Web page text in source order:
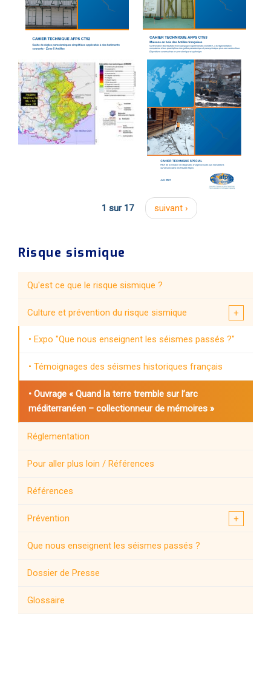
1 sur 17 suivant ›
Risque sismique
Qu'est ce que le risque sismique ?
Culture et prévention du risque sismique
Expo "Que nous enseignent les séismes passés ?"
Témoignages des séismes historiques français
Ouvrage « Quand la terre tremble sur l’arc
méditerranéen – collectionneur de mémoires »
Réglementation
Pour aller plus loin / Références
Références
Prévention
Que nous enseignent les séismes passés ?
Dossier de Presse
Glossaire